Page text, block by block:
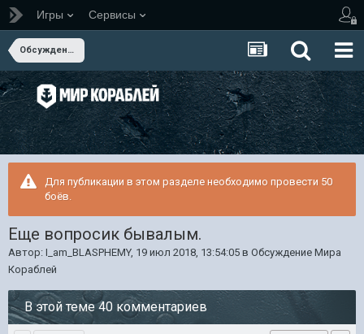
Игры Сервисы
Обсуждение Мира Кораблей
Для публикации в этом разделе необходимо провести 50
боёв.
Еще вопросик бывалым.
Автор: I_am_BLASPHEMY, 19 июл 2018, 13:54:05 в Обсуждение Мира
Кораблей
В этой теме 40 комментариев